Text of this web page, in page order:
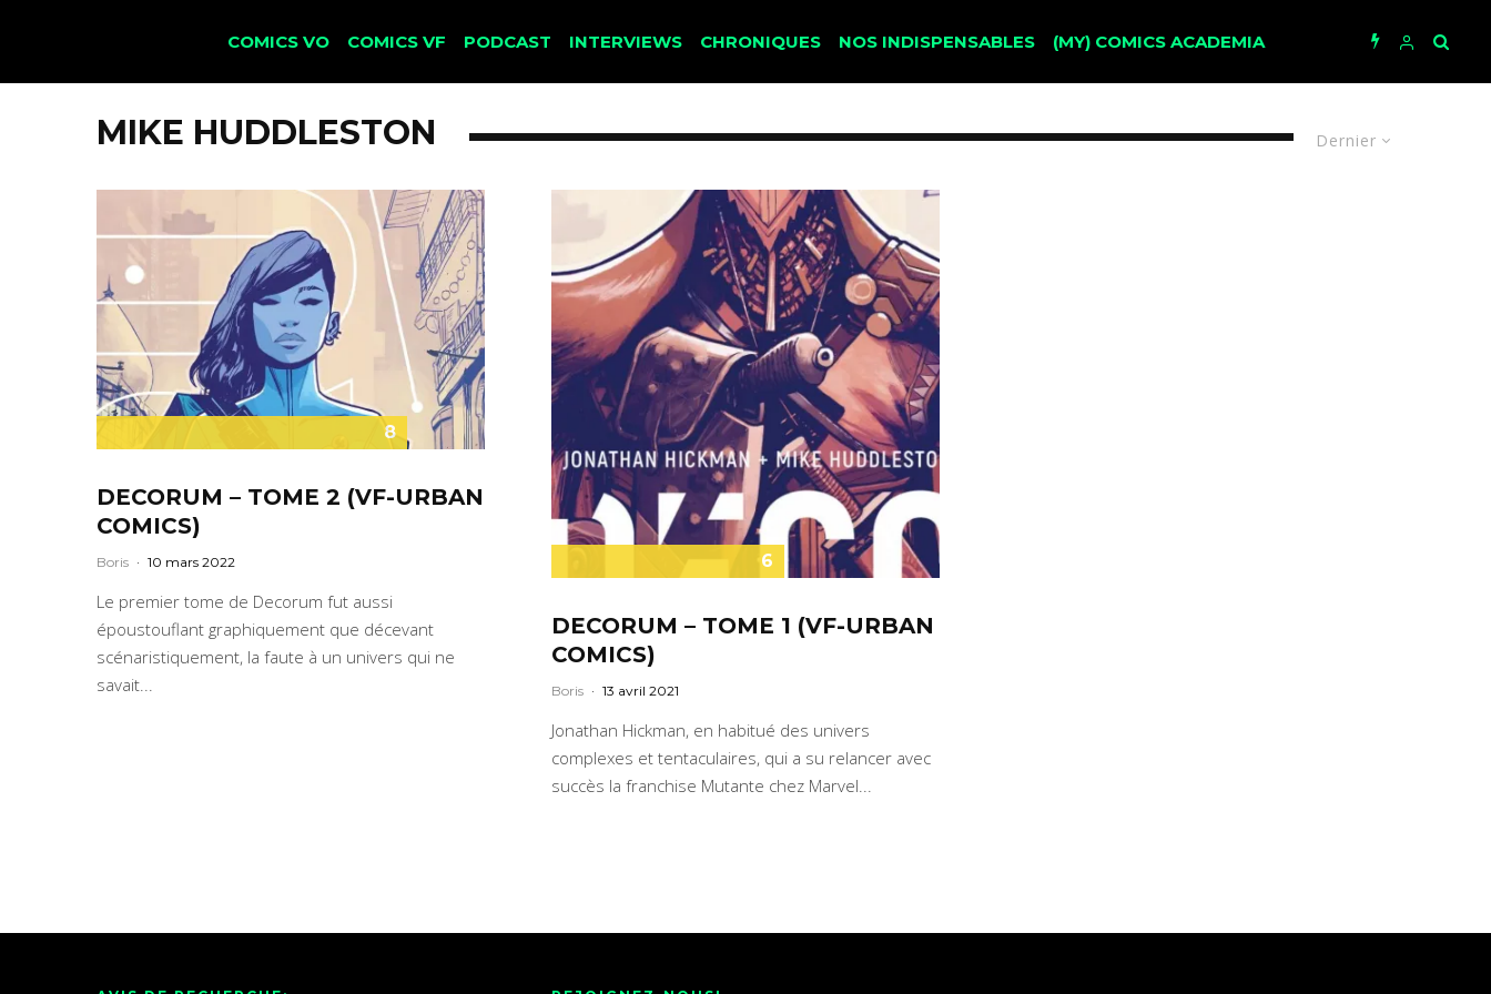
COMICS VO COMICS VF PODCAST INTERVIEWS CHRONIQUES NOS INDISPENSABLES (MY) COMICS ACADEMIA
Dernier
MIKE HUDDLESTON
8
DECORUM – TOME 2 (VF-URBAN
COMICS)
Boris · 10 mars 2022
Le premier tome de Decorum fut aussi
époustouflant graphiquement que décevant
scénaristiquement, la faute à un univers qui ne
savait...
6
DECORUM – TOME 1 (VF-URBAN
COMICS)
Boris · 13 avril 2021
Jonathan Hickman, en habitué des univers
complexes et tentaculaires, qui a su relancer avec
succès la franchise Mutante chez Marvel...